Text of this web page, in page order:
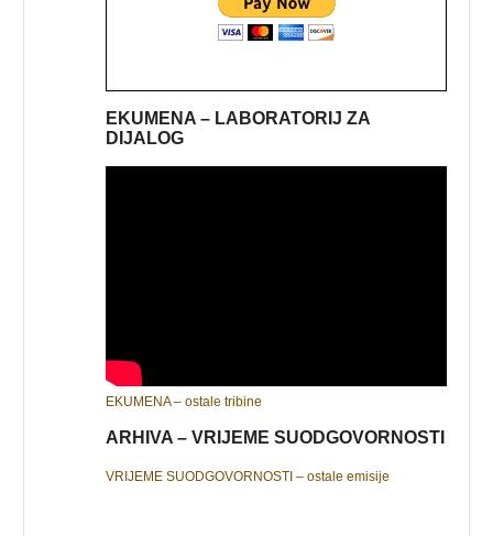
EKUMENA – LABORATORIJ ZA
DIJALOG
EKUMENA – ostale tribine
ARHIVA – VRIJEME SUODGOVORNOSTI
VRIJEME SUODGOVORNOSTI – ostale emisije